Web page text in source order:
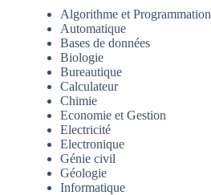
Algorithme et Programmation
Automatique
Bases de données
Biologie
Bureautique
Calculateur
Chimie
Economie et Gestion
Electricité
Electronique
Génie civil
Géologie
Informatique